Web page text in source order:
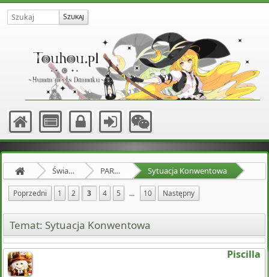
Świat Zewnętrzny PARTY HARD Sytuacja Konwentowa
Poprzedni 1 2 3 4 5 ... 10 Następny
Temat: Sytuacja Konwentowa
Piscilla